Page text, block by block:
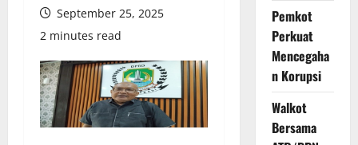
September 25, 2025
2 minutes read
Pemkot
Perkuat
Mencegaha
n Korupsi
Walkot
Bersama